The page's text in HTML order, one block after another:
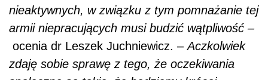
nieaktywnych, w związku z tym pomnażanie tej
armii niepracujących musi budzić wątpliwość –
ocenia dr Leszek Juchniewicz. –Aczkolwiek
zdaję sobie sprawę z tego, że oczekiwania